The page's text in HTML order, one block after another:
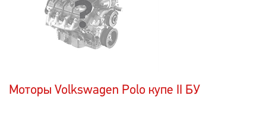
Моторы Volkswagen Polo купе II БУ